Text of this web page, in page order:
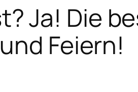
Ja! Die
Feiern!